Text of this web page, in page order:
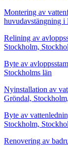
Montering av
huvudavstängning i
Relining av
Stockholm,
Byte av
Stockholms län
Nyinstallation av
Gröndal,
Byte av
Stockholm,
Renovering av